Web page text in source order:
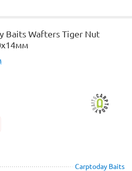
Baits Wafters Tiger Nut
Carptoday Baits